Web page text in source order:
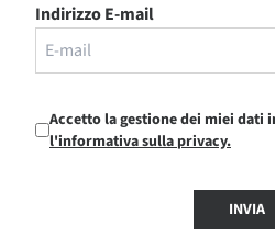
Indirizzo E-mail
Accetto la gestione dei miei dati
l'informativa sulla privacy.
INVIA